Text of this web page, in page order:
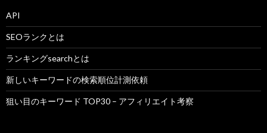
API
SEOランクとは
ランキングsearchとは
新しいキーワードの検索順位計測依頼
狙い目のキーワード TOP30 – アフィリエイト考察